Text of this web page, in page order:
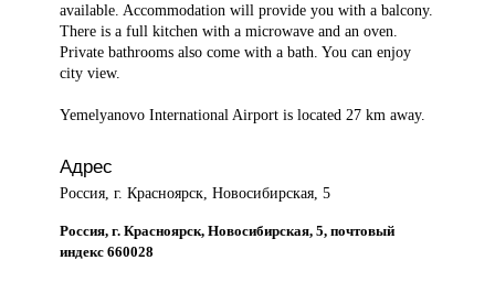
available. Accommodation will provide you with a balcony.
There is a full kitchen with a microwave and an oven.
Private bathrooms also come with a bath. You can enjoy
city view.
Yemelyanovo International Airport is located 27 km away.
Адрес
Россия, г. Красноярск, Новосибирская, 5
Россия, г. Красноярск, Новосибирская, 5, почтовый
индекс 660028